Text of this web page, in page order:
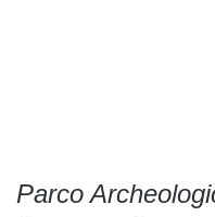
Parco